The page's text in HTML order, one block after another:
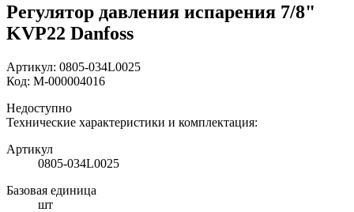
Регулятор давления испарения 7/8"
KVP22 Danfoss
Артикул: 0805-034L0025
Код: М-000004016
Недоступно
Технические характеристики и комплектация:
Артикул
0805-034L0025
Базовая единица
шт